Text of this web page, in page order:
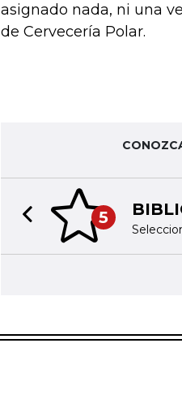
asignado nada, ni una
de Cervecería Polar.
5
Previous slide